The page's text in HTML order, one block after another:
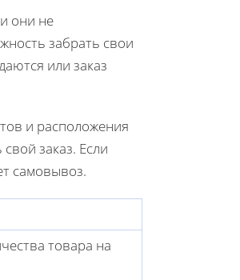
они не
забрать свои
или заказ
и расположения
заказ. Если
самовывоз.
товара на